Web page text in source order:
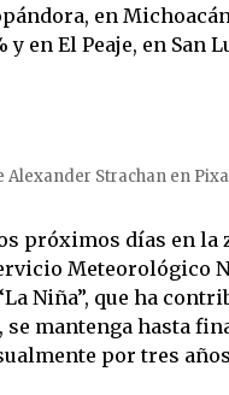
en
y en El Peaje, en San
Alexander Strachan en
próximos días en la
Meteorológico
Niña”, que ha
mantenga hasta
por tres